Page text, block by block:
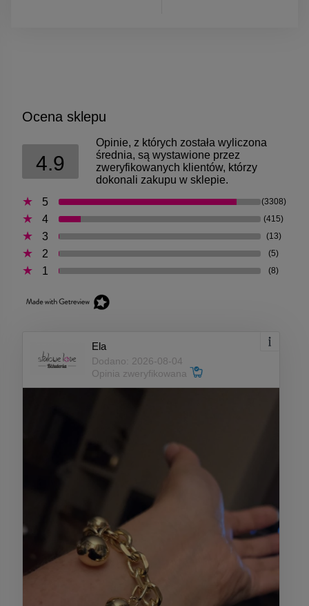
Ocena sklepu
4.9
Opinie, z których została wyliczona
średnia, są wystawione przez
zweryfikowanych klientów, którzy
dokonali zakupu w sklepie.
5
(3308)
4 (415)
3 (13)
2 (5)
1 (8)
Ela
Dodano: 2026-08-04
Opinia zweryfikowana